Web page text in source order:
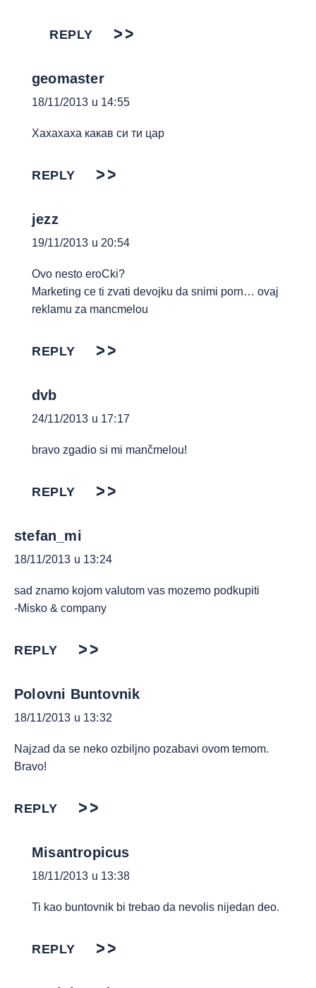
REPLY
geomaster
18/11/2013 u 14:55
Хахахаха какав си ти цар
REPLY
jezz
19/11/2013 u 20:54
Ovo nesto eroCki?
Marketing ce ti zvati devojku da snimi porn… ovaj
reklamu za mancmelou
REPLY
dvb
24/11/2013 u 17:17
bravo zgadio si mi mančmelou!
REPLY
stefan_mi
18/11/2013 u 13:24
sad znamo kojom valutom vas mozemo podkupiti
-Misko & company
REPLY
Polovni Buntovnik
18/11/2013 u 13:32
Najzad da se neko ozbiljno pozabavi ovom temom.
Bravo!
REPLY
Misantropicus
18/11/2013 u 13:38
Ti kao buntovnik bi trebao da nevolis nijedan deo.
REPLY